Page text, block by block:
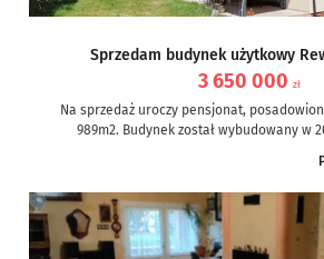
Sprzedam budynek użytkowy
3 650 000 zł
Na sprzedaż uroczy pensjonat,
989m2. Budynek został wybudowany w